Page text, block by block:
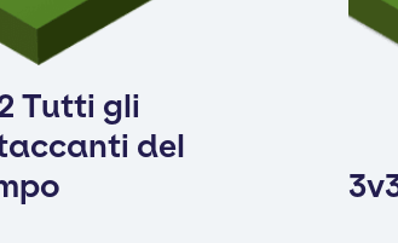
Tutti gli
del